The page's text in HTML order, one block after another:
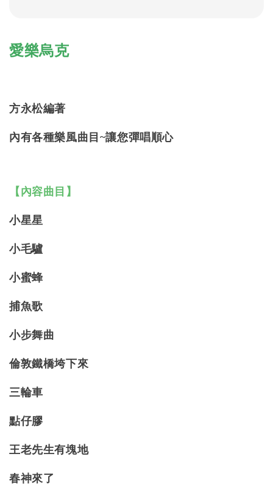
愛樂烏克
方永松編著
內有各種樂風曲目~讓您彈唱順心
【內容曲目】
小星星
小毛驢
小蜜蜂
捕魚歌
小步舞曲
倫敦鐵橋垮下來
三輪車
點仔膠
王老先生有塊地
春神來了